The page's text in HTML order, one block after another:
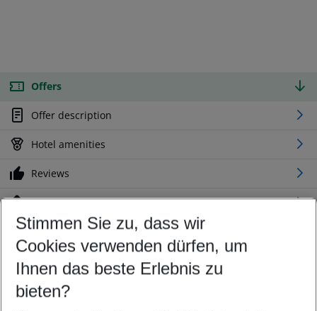
Offers
Offer description
Hotel amenities
Reviews
Location
Customize your offer
Find the perfect deal which suits your best
Your departure airport
Any airport
Stimmen Sie zu, dass wir
Cookies verwenden dürfen, um
Ihnen das beste Erlebnis zu
bieten?